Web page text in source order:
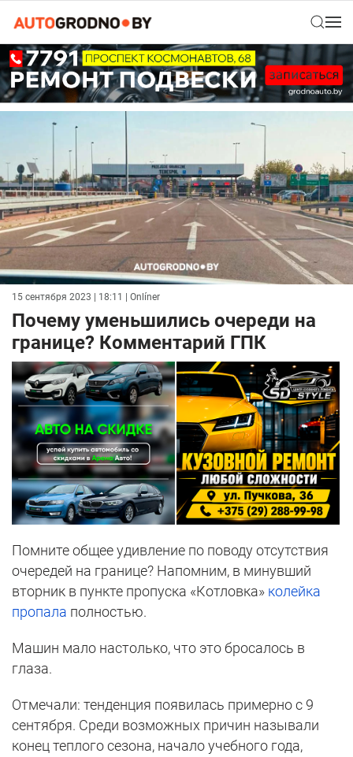
15 сентября 2023 | 18:11 | Onlíner
Почему уменьшились очереди на
границе? Комментарий ГПК
Помните общее удивление по поводу отсутствия
очередей на границе? Напомним, в минувший
вторник в пункте пропуска «Котловка» колейка
пропала полностью.
Машин мало настолько, что это бросалось в
глаза.
Отмечали: тенденция появилась примерно с 9
сентября. Среди возможных причин называли
конец теплого сезона, начало учебного года,